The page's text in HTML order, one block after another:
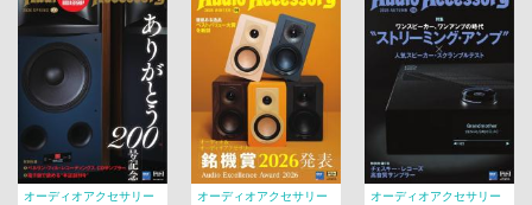
オーディオアクセサリー
オーディオアクセサリー
オーディオアクセサリー